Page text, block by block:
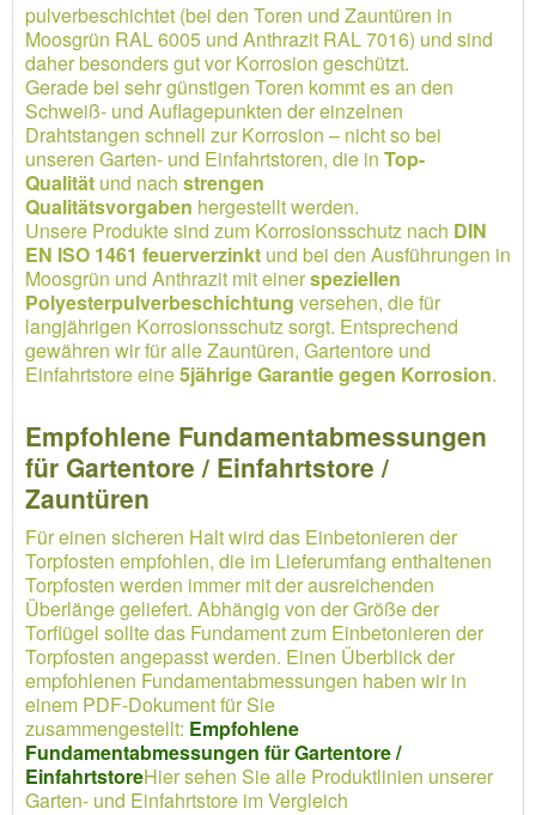
pulverbeschichtet (bei den Toren und Zauntüren in
Moosgrün RAL 6005 und Anthrazit RAL 7016) und sind
daher besonders gut vor Korrosion geschützt.
Gerade bei sehr günstigen Toren kommt es an den
Schweiß- und Auflagepunkten der einzelnen
Drahtstangen schnell zur Korrosion – nicht so bei
unseren Garten- und Einfahrtstoren, die in Top-
Qualität und nach strengen
Qualitätsvorgaben hergestellt werden.
Unsere Produkte sind zum Korrosionsschutz nach DIN
EN ISO 1461 feuerverzinkt und bei den Ausführungen in
Moosgrün und Anthrazit mit einerspeziellen
Polyesterpulverbeschichtung versehen, die für
langjährigen Korrosionsschutz sorgt. Entsprechend
gewähren wir für alle Zauntüren, Gartentore und
Einfahrtstore eine5jährige Garantie gegen Korrosion.
Empfohlene Fundamentabmessungen
für Gartentore / Einfahrtstore /
Zauntüren
Für einen sicheren Halt wird das Einbetonieren der
Torpfosten empfohlen, die im Lieferumfang enthaltenen
Torpfosten werden immer mit der ausreichenden
Überlänge geliefert. Abhängig von der Größe der
Torflügel sollte das Fundament zum Einbetonieren der
Torpfosten angepasst werden. Einen Überblick der
empfohlenen Fundamentabmessungen haben wir in
einem PDF-Dokument für Sie
zusammengestellt: Empfohlene
Fundamentabmessungen für Gartentore /
EinfahrtstoreHier sehen Sie alle Produktlinien unserer
Garten- und Einfahrtstore im Vergleich